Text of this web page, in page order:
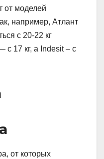
от моделей
например, Атлант
с 20-22 кг
с 17 кг, а Indesit – c
от которых